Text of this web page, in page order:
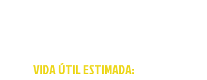
VIDA ÚTIL ESTIMADA: